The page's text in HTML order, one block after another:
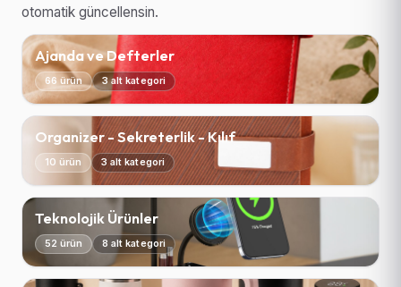
otomatik güncellensin.
Ajanda ve Defterler
66 ürün 3 alt kategori
Organizer - Sekreterlik - Kılıf
10 ürün 3 alt kategori
Teknolojik Ürünler
52 ürün 8 alt kategori